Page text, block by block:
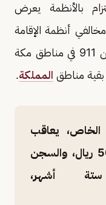
بالأنظمة يعرض
أنظمة الإقامة
والعمل وأمن الحدود الاتصال بالرقمين 911 في مناطق مكة
المملكة.
الخاص، يعاقب
بغرامة مالية تصل إلى 50,000 ريال، والسجن
أشهر،